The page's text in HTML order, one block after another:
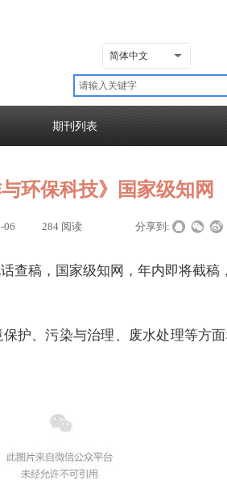
简体中文
期刊列表
与环保科技》国家级知网
06 284 阅读 分享到:
话查稿，国家级知网，年内即将截
护、污染与治理、废水处理等方面